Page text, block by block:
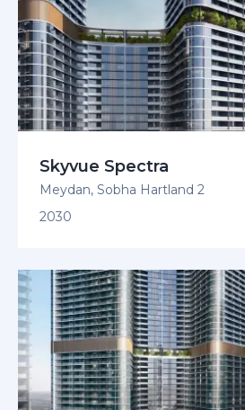
Skyvue Spectra
Meydan, Sobha Hartland 2
2030